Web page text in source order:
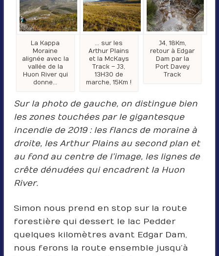
La Kappa
Moraine
alignée avec la
vallée de la
Huon River qui
donne…
… sur les
Arthur Plains
et la McKays
Track – J3,
13H30 de
marche, 15Km !
J4, 18Km,
retour à Edgar
Dam par la
Port Davey
Track
Sur la photo de gauche, on distingue bien
les zones touchées par le gigantesque
incendie de 2019 : les flancs de moraine à
droite, les Arthur Plains au second plan et
au fond au centre de l’image, les lignes de
crête dénudées qui encadrent la Huon
River.
Simon nous prend en stop sur la route
forestière qui dessert le lac Pedder
quelques kilomètres avant Edgar Dam,
nous ferons la route ensemble jusqu’à